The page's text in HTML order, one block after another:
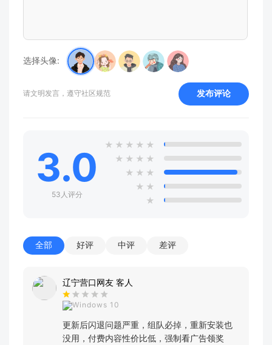
选择头像:
请文明发言，遵守社区规范 发布评论
3.0
53人评分
★ ★ ★ ★ ★
★ ★ ★ ★
★ ★ ★
★ ★
★
全部 好评 中评 差评
辽宁营口网友 客人
Windows 10
更新后闪退问题严重，组队必掉，重新安装也
没用，付费内容性价比低，强制看广告领奖